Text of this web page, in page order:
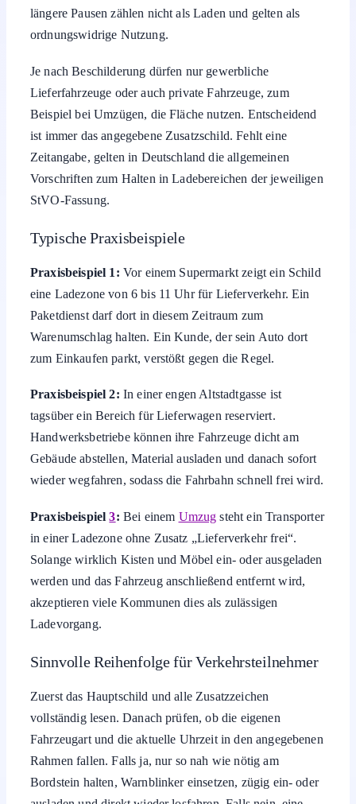
längere Pausen zählen nicht als Laden und gelten als
ordnungswidrige Nutzung.
Je nach Beschilderung dürfen nur gewerbliche
Lieferfahrzeuge oder auch private Fahrzeuge, zum
Beispiel bei Umzügen, die Fläche nutzen. Entscheidend
ist immer das angegebene Zusatzschild. Fehlt eine
Zeitangabe, gelten in Deutschland die allgemeinen
Vorschriften zum Halten in Ladebereichen der jeweiligen
StVO-Fassung.
Typische Praxisbeispiele
Praxisbeispiel 1: Vor einem Supermarkt zeigt ein Schild
eine Ladezone von 6 bis 11 Uhr für Lieferverkehr. Ein
Paketdienst darf dort in diesem Zeitraum zum
Warenumschlag halten. Ein Kunde, der sein Auto dort
zum Einkaufen parkt, verstößt gegen die Regel.
Praxisbeispiel 2: In einer engen Altstadtgasse ist
tagsüber ein Bereich für Lieferwagen reserviert.
Handwerksbetriebe können ihre Fahrzeuge dicht am
Gebäude abstellen, Material ausladen und danach sofort
wieder wegfahren, sodass die Fahrbahn schnell frei wird.
Praxisbeispiel3: Bei einem Umzug steht ein Transporter
in einer Ladezone ohne Zusatz „Lieferverkehr frei“.
Solange wirklich Kisten und Möbel ein- oder ausgeladen
werden und das Fahrzeug anschließend entfernt wird,
akzeptieren viele Kommunen dies als zulässigen
Ladevorgang.
Sinnvolle Reihenfolge für Verkehrsteilnehmer
Zuerst das Hauptschild und alle Zusatzzeichen
vollständig lesen. Danach prüfen, ob die eigenen
Fahrzeugart und die aktuelle Uhrzeit in den angegebenen
Rahmen fallen. Falls ja, nur so nah wie nötig am
Bordstein halten, Warnblinker einsetzen, zügig ein- oder